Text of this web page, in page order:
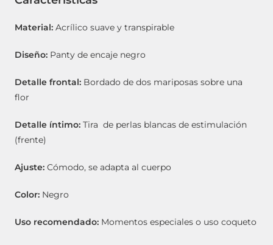
Material: Acrílico suave y transpirable
Diseño: Panty de encaje negro
Detalle frontal: Bordado de dos mariposas sobre una
flor
Detalle íntimo: Tira de perlas blancas de estimulación
(frente)
Ajuste: Cómodo, se adapta al cuerpo
Color: Negro
Uso recomendado: Momentos especiales o uso coqueto